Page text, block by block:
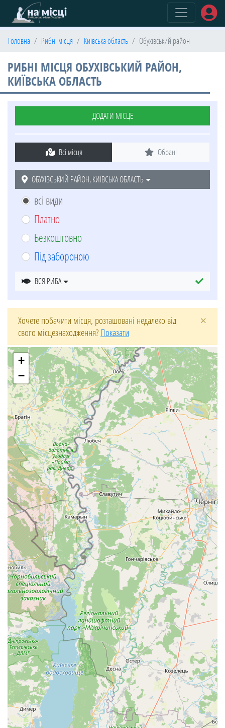
Головна Рибні місця Київська область Обухівський район
РИБНІ МІСЦЯ ОБУХІВСЬКИЙ РАЙОН,
КИЇВСЬКА ОБЛАСТЬ
ДОДАТИ МІСЦЕ
Всі місця Обрані
ОБУХІВСЬКИЙ РАЙОН, КИЇВСЬКА ОБЛАСТЬ
всі види
Платно
Безкоштовно
Під забороною
ВСЯ РИБА
Хочете побачити місця, розташовані недалеко від
свого місцезнаходження?Показати
×
+
−